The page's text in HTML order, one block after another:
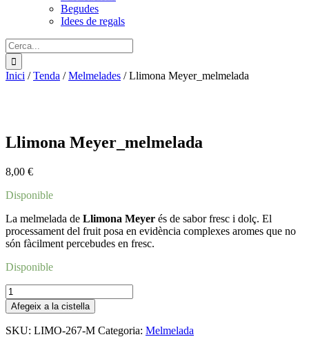
Begudes
Idees de regals
Cerca:
Inici / Tenda / Melmelades / Llimona Meyer_melmelada
Llimona Meyer_melmelada
8,00 €
Disponible
La melmelada de Llimona Meyer és de sabor fresc i dolç. El
processament del fruit posa en evidència complexes aromes que no
són fàcilment percebudes en fresc.
Disponible
quantitat
de
Llimona
Meyer_melmelada
Afegeix a la cistella
SKU: LIMO-267-M Categoria: Melmelada